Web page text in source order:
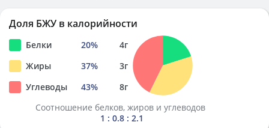
Доля БЖУ в калорийности
Белки 20% 4г
Жиры
37% 3г
Углеводы
43% 8г
Соотношение белков, жиров и углеводов
1 : 0.8 : 2.1